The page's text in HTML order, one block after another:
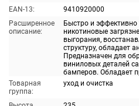
EAN-13:
9410920000
Расширенное
описание:
Быстро и эффективно
никотиновые
выгорания,
структуру, обладает
Предназначен для
виниловых деталей
бамперов. Обладает
Товарная
группа:
уход и очистка